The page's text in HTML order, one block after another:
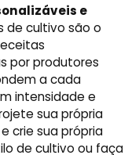
​​​​e
de cultivo são o
por produtores
a cada
intensidade e
sua própria
crie sua própria
de cultivo ou faça